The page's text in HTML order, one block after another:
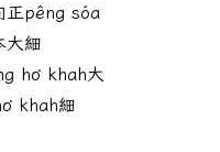
正pêng sóa
大細
ho͘ khah大
khah細